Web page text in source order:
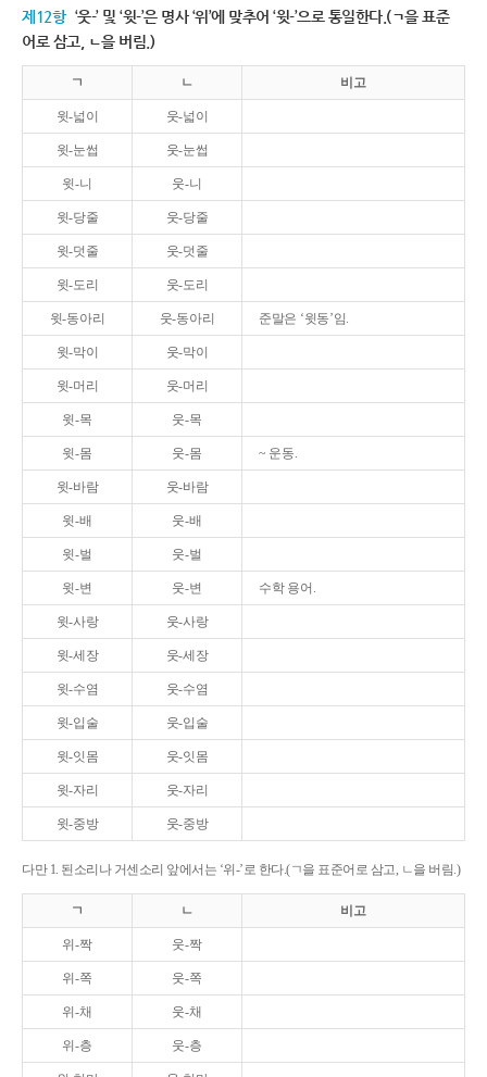
제12항 ‘웃-’ 및 ‘윗-’은 명사 ‘위’에 맞추어 ‘윗-’으로 통일한다.(ㄱ을 표준
어로 삼고, ㄴ을 버림.)
ㄱ ㄴ 비고
윗-넓이 웃-넓이
윗-눈썹 웃-눈썹
윗-니 웃-니
윗-당줄 웃-당줄
윗-덧줄 웃-덧줄
윗-도리 웃-도리
윗-동아리 웃-동아리 준말은 ‘윗동’임.
윗-막이 웃-막이
윗-머리 웃-머리
윗-목 웃-목
윗-몸 웃-몸 ~ 운동.
윗-바람 웃-바람
윗-배 웃-배
윗-벌 웃-벌
윗-변 웃-변 수학 용어.
윗-사랑 웃-사랑
윗-세장 웃-세장
윗-수염 웃-수염
윗-입술 웃-입술
윗-잇몸 웃-잇몸
윗-자리 웃-자리
윗-중방 웃-중방
다만 1. 된소리나 거센소리 앞에서는 ‘위-’로 한다.(ㄱ을 표준어로 삼고, ㄴ을 버림.)
ㄱ ㄴ 비고
위-짝 웃-짝
위-쪽 웃-쪽
위-채 웃-채
위-층 웃-층